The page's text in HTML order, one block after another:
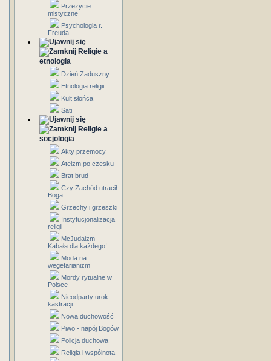
Przeżycie
mistyczne
Psychologia r.
Freuda
Religie a
etnologia
Dzień Zaduszny
Etnologia religii
Kult słońca
Sati
Religie a
socjologia
Akty przemocy
Ateizm po czesku
Brat brud
Czy Zachód utracił
Boga
Grzechy i grzeszki
Instytucjonalizacja
religii
McJudaizm -
Kabała dla każdego!
Moda na
wegetarianizm
Mordy rytualne w
Polsce
Nieodparty urok
kastracji
Nowa duchowość
Piwo - napój Bogów
Policja duchowa
Religia i wspólnota